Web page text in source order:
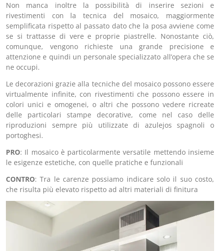
Non manca inoltre la possibilità di inserire sezioni e
rivestimenti con la tecnica del mosaico, maggiormente
semplificata rispetto al passato dato che la posa avviene come
se si trattasse di vere e proprie piastrelle. Nonostante ciò,
comunque, vengono richieste una grande precisione e
attenzione e quindi un personale specializzato all’opera che se
ne occupi.
Le decorazioni grazie alla tecniche del mosaico possono essere
virtualmente infinite, con rivestimenti che possono essere in
colori unici e omogenei, o altri che possono vedere ricreate
delle particolari stampe decorative, come nel caso delle
riproduzioni sempre più utilizzate di azulejos spagnoli o
portoghesi.
PRO: Il mosaico è particolarmente versatile mettendo insieme
le esigenze estetiche, con quelle pratiche e funzionali
CONTRO: Tra le carenze possiamo indicare solo il suo costo,
che risulta più elevato rispetto ad altri materiali di finitura